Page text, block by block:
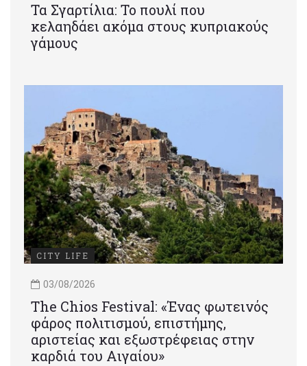
Τα Σγαρτίλια: Το πουλί που
κελαηδάει ακόμα στους κυπριακούς
γάμους
CITY LIFE
03/08/2026
Τhe Chios Festival: «Ένας φωτεινός
φάρος πολιτισμού, επιστήμης,
αριστείας και εξωστρέφειας στην
καρδιά του Αιγαίου»